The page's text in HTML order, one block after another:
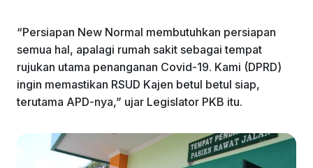
“Persiapan New Normal membutuhkan persiapan
semua hal, apalagi rumah sakit sebagai tempat
rujukan utama penanganan Covid-19. Kami (DPRD)
ingin memastikan RSUD Kajen betul betul siap,
terutama APD-nya,” ujar Legislator PKB itu.